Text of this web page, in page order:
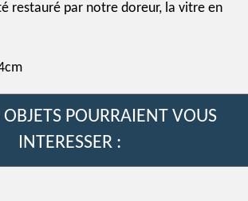
restauré par notre doreur, la vitre en
POURRAIENT VOUS
INTERESSER :